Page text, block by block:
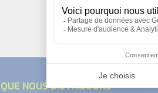
température etm2 -
crouzet
NOUS DISTRIBUONS